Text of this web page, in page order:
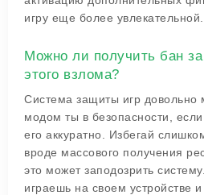
игру еще более увлекательной.
Можно ли получить бан
этого взлома?
Система защиты игр довольно
модом ты в безопасности,
его аккуратно. Избегай
вроде массового получения
это может заподозрить
играешь на своем устройстве